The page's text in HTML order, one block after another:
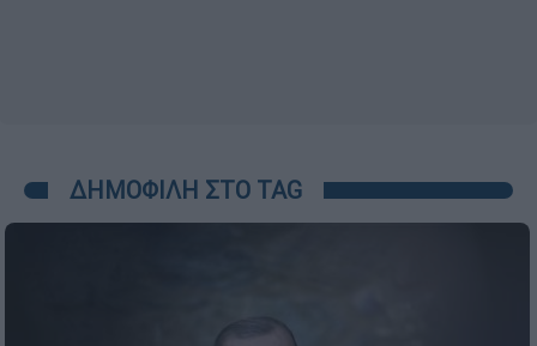
ΔΗΜΟΦΙΛΗ ΣΤΟ TAG